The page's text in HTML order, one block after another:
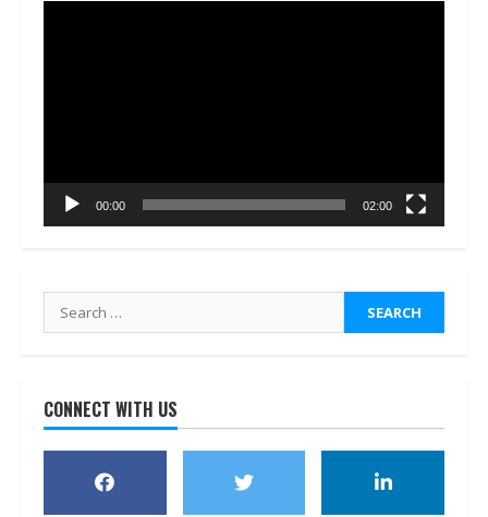
00:00 02:00
Search
for:
CONNECT WITH US